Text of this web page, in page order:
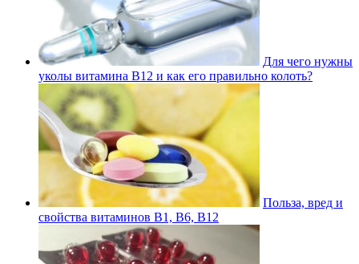
Для чего нужны
уколы витамина В12 и как его правильно колоть?
Польза, вред и
свойства витаминов В1, В6, В12